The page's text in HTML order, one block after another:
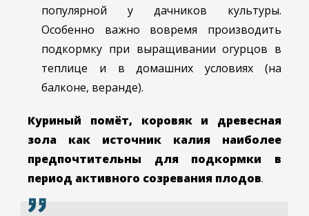
популярной у дачников культуры.
Особенно важно вовремя производить
подкормку при выращивании огурцов в
теплице и в домашних условиях (на
балконе, веранде).
Куриный помёт, коровяк и древесная
зола как источник калия наиболее
предпочтительны для подкормки в
период активного созревания плодов.